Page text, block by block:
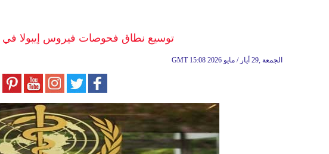
توسيع نطاق فحوصات فيروس إيبولا في
GMT 15:08 2026 الجمعة ,29 أيار / مايو